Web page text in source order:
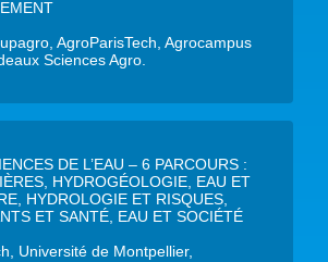
AgroParisTech, Agrocampus
Sciences Agro.
DE L’EAU – 6 PARCOURS :
HYDROGÉOLOGIE, EAU ET
HYDROLOGIE ET RISQUES,
ET SANTÉ, EAU ET SOCIÉTÉ
Université de Montpellier,